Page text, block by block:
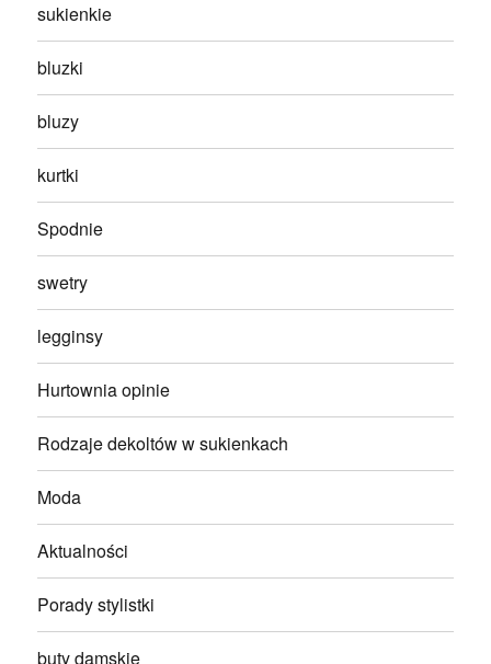
sukienkie
bluzki
bluzy
kurtki
Spodnie
swetry
legginsy
Hurtownia opinie
Rodzaje dekoltów w sukienkach
Moda
Aktualności
Porady stylistki
buty damskie